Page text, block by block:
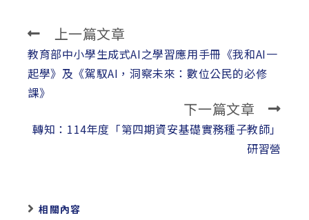
Read
more
articles
上一篇文章
教育部中小學生成式AI之學習應用手冊《我和AI一
起學》及《駕馭AI，洞察未來：數位公民的必修
課》
下一篇文章
轉知：114年度「第四期資安基礎實務種子教師」
研習營
相關內容